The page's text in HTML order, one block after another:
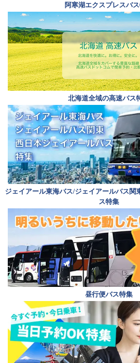
阿寒湖エクスプレスバ
北海道全域の高速バス
ジェイアール東海バス/ジェイアールバス関
ス特集
昼行便バス特集